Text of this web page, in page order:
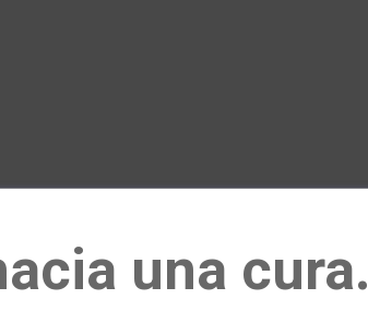
una cura.